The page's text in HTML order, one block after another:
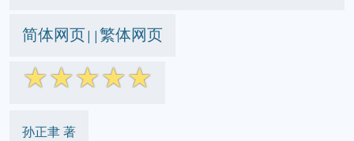
简体网页||繁体网页
☆☆☆☆☆
孙正聿 著